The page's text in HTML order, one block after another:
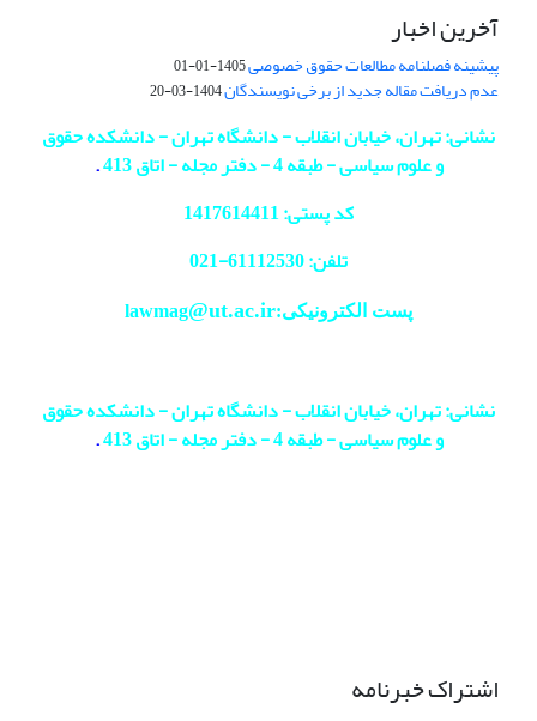
آخرین اخبار
پیشینه فصلنامه مطالعات حقوق خصوصی1405-01-01
عدم دریافت مقاله جدید از برخی نویسندگان1404-03-20
نشانی: تهران، خیابان انقلاب - دانشگاه تهران - دانشکده حقوق
و علوم سیاسی - طبقه 4 - دفتر مجله - اتاق 413
.
کد پستی: 1417614411
تلفن: 61112530-
021
پست الکترونیکی:lawmag@ut.ac.ir
نشانی: تهران، خیابان انقلاب - دانشگاه تهران - دانشکده حقوق
و علوم سیاسی - طبقه 4 - دفتر مجله - اتاق 413
.
اشتراک خبرنامه